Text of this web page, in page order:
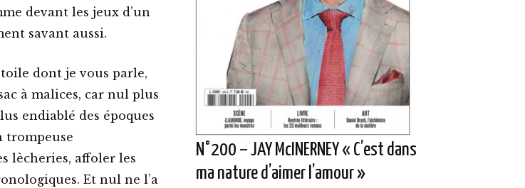
devant les jeux d’un
savant aussi.
dont je vous parle,
à malices, car nul plus
endiablé des époques
trompeuse
lècheries, affoler les
Et nul ne l’a
N°200 – JAY McINERNEY « C’est dans
ma nature d’aimer l’amour »